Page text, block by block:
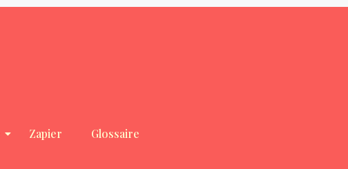
Zapier Glossaire